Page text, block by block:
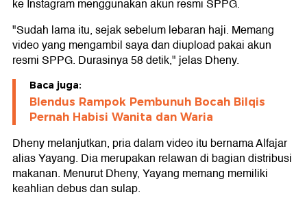
ke Instagram menggunakan akun resmi SPPG.
"Sudah lama itu, sejak sebelum lebaran haji. Memang
video yang mengambil saya dan diupload pakai akun
resmi SPPG. Durasinya 58 detik," jelas Dheny.
Baca juga:
Blendus Rampok Pembunuh Bocah Bilqis
Pernah Habisi Wanita dan Waria
Dheny melanjutkan, pria dalam video itu bernama Alfajar
alias Yayang. Dia merupakan relawan di bagian distribusi
makanan. Menurut Dheny, Yayang memang memiliki
keahlian debus dan sulap.